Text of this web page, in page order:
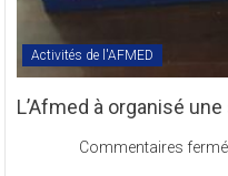
Activités de l'AFMED
L’Afmed à organisé
Commentaires